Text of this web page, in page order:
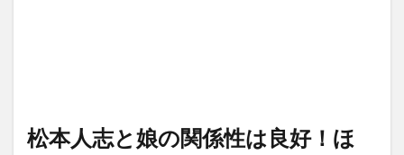
松本人志と娘の関係性は良好！ほ